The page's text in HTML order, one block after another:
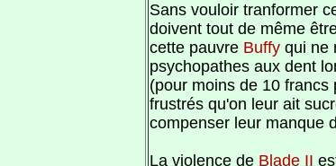
Sans vouloir tranformer
doivent tout de même
cette pauvre Buffy qui ne
psychopathes aux dent
(pour moins de 10
frustrés qu'on leur ait
compenser leur manque
La violence de Blade II